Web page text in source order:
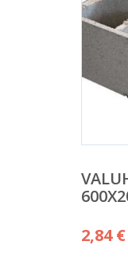
2,84€